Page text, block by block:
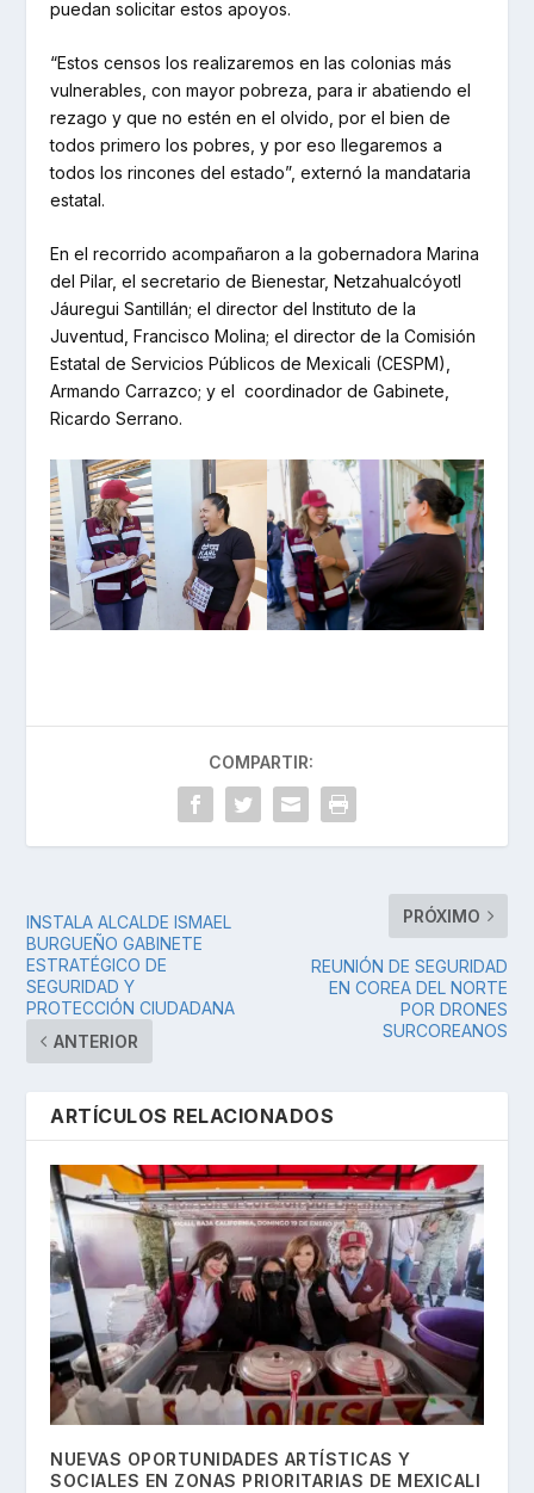
puedan solicitar estos apoyos.
“Estos censos los realizaremos en las colonias más
vulnerables, con mayor pobreza, para ir abatiendo el
rezago y que no estén en el olvido, por el bien de
todos primero los pobres, y por eso llegaremos a
todos los rincones del estado”, externó la mandataria
estatal.
En el recorrido acompañaron a la gobernadora Marina
del Pilar, el secretario de Bienestar, Netzahualcóyotl
Jáuregui Santillán; el director del Instituto de la
Juventud, Francisco Molina; el director de la Comisión
Estatal de Servicios Públicos de Mexicali (CESPM),
Armando Carrazco; y el coordinador de Gabinete,
Ricardo Serrano.
COMPARTIR:
INSTALA ALCALDE ISMAEL
BURGUEÑO GABINETE
ESTRATÉGICO DE
SEGURIDAD Y
PROTECCIÓN CIUDADANA
ANTERIOR
PRÓXIMO
REUNIÓN DE SEGURIDAD
EN COREA DEL NORTE
POR DRONES
SURCOREANOS
ARTÍCULOS RELACIONADOS
NUEVAS OPORTUNIDADES ARTÍSTICAS Y
SOCIALES EN ZONAS PRIORITARIAS DE MEXICALI